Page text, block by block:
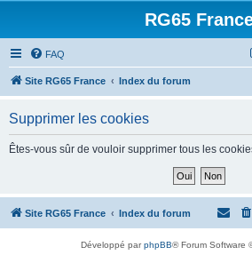
RG65
FAQ
Site RG65 France Index du forum
Supprimer les cookies
Êtes-vous sûr de vouloir supprimer tous les
Site RG65 France Index du forum
Développé parphpBB® Forum Software